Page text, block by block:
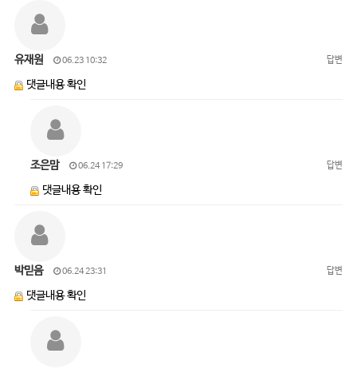
유재원 06.23 10:32 답변
댓글내용 확인
조은맘 06.24 17:29 답변
댓글내용 확인
박믿음 06.24 23:31 답변
댓글내용 확인